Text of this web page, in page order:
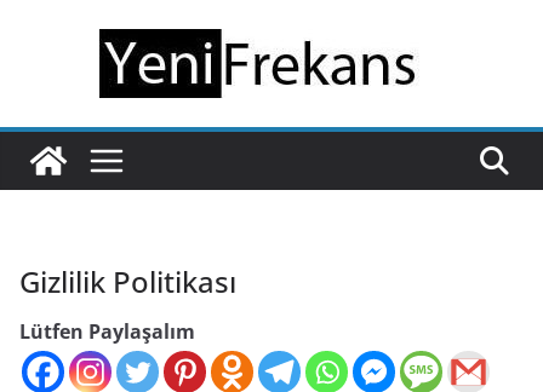
Gizlilik Politikası
Lütfen Paylaşalım